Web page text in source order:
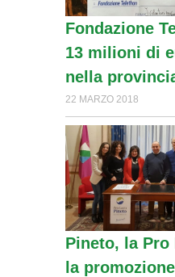
Fondazione
13 milioni di
nella
22 MARZO 2018
Pineto, la
la